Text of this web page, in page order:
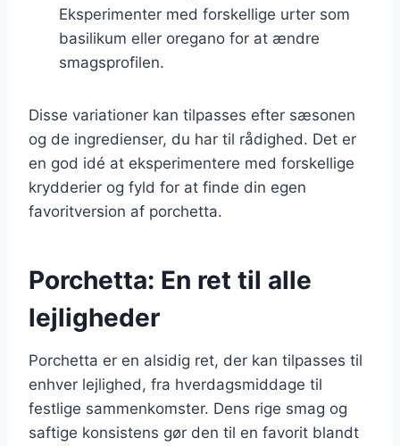
Eksperimenter med forskellige urter som
basilikum eller oregano for at ændre
smagsprofilen.
Disse variationer kan tilpasses efter sæsonen
og de ingredienser, du har til rådighed. Det er
en god idé at eksperimentere med forskellige
krydderier og fyld for at finde din egen
favoritversion af porchetta.
Porchetta: En ret til alle
lejligheder
Porchetta er en alsidig ret, der kan tilpasses til
enhver lejlighed, fra hverdagsmiddage til
festlige sammenkomster. Dens rige smag og
saftige konsistens gør den til en favorit blandt